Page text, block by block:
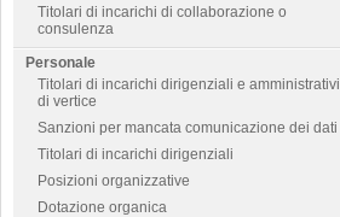
Titolari di incarichi di collaborazione o
consulenza
Personale
Titolari di incarichi dirigenziali e amministrativi
di vertice
Sanzioni per mancata comunicazione dei dati
Titolari di incarichi dirigenziali
Posizioni organizzative
Dotazione organica